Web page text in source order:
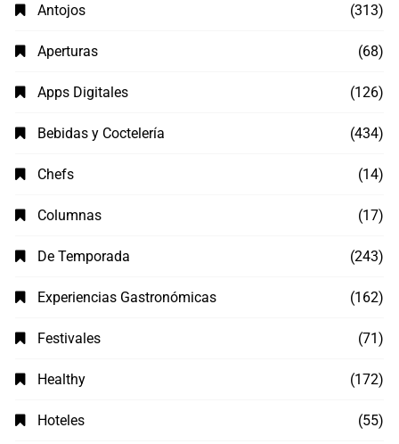
Antojos (313)
Aperturas (68)
Apps Digitales (126)
Bebidas y Coctelería (434)
Chefs (14)
Columnas (17)
De Temporada (243)
Experiencias Gastronómicas (162)
Festivales (71)
Healthy (172)
Hoteles (55)